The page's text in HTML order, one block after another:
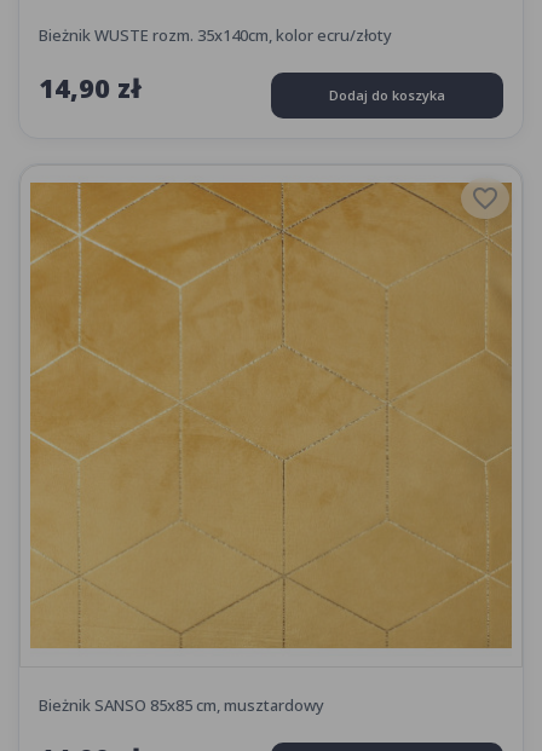
Bieżnik WUSTE rozm. 35x140cm, kolor ecru/złoty
14,90 zł Dodaj do koszyka
favorite_border
Bieżnik SANSO 85x85 cm, musztardowy